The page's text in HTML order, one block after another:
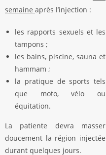
semaine après l’injection :
les rapports sexuels et les
tampons ;
les bains, piscine, sauna et
hammam ;
la pratique de sports tels
que moto, vélo ou
équitation.
La patiente devra masser
doucement la région injectée
durant quelques jours.